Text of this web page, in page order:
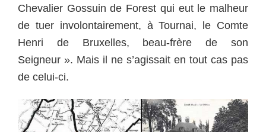
Chevalier Gossuin de Forest qui eut le malheur
de tuer involontairement, à Tournai, le Comte
Henri de Bruxelles, beau-frère de son
Seigneur ». Mais il ne s’agissait en tout cas pas
de celui-ci.